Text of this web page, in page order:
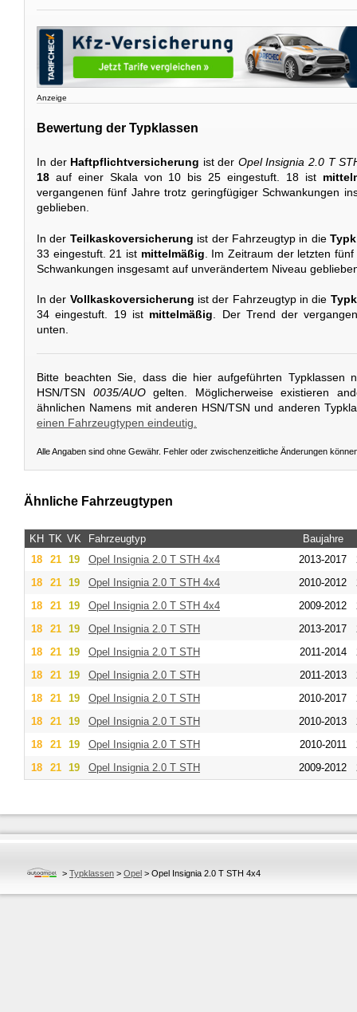
Anzeige
Bewertung der Typklassen
In der Haftpflichtversicherung ist der Opel Insignia 2.0 T
18 auf einer Skala von 10 bis 25 eingestuft. 18 ist
vergangenen fünf Jahre trotz geringfügiger Schwankungen
geblieben.
In der Teilkaskoversicherung ist der Fahrzeugtyp in die
33 eingestuft. 21 ist mittelmäßig . Im Zeitraum der letzten
Schwankungen insgesamt auf unverändertem Niveau
In der Vollkaskoversicherung ist der Fahrzeugtyp in die
34 eingestuft. 19 ist mittelmäßig. Der Trend der
unten.
Bitte beachten Sie, dass die hier aufgeführten Typklassen
HSN/TSN 0035/AUOgelten. Möglicherweise existieren
ähnlichen Namens mit anderen HSN/TSN und anderen
einen Fahrzeugtypen eindeutig.
Alle Angaben sind ohne Gewähr. Fehler oder zwischenzeitliche Änderungen
Ähnliche Fahrzeugtypen
KH TK VK Fahrzeugtyp
Baujahre
18
21 19 Opel Insignia 2.0 T STH 4x4 2013-2017
18
21 19 Opel Insignia 2.0 T STH 4x4 2010-2012
18
21 19 Opel Insignia 2.0 T STH 4x4 2009-2012
18
21 19 Opel Insignia 2.0 T STH 2013-2017
18
21 19 Opel Insignia 2.0 T STH 2011-2014
18
21 19 Opel Insignia 2.0 T STH 2011-2013
18
21 19 Opel Insignia 2.0 T STH 2010-2017
18
21 19 Opel Insignia 2.0 T STH 2010-2013
18
21 19 Opel Insignia 2.0 T STH 2010-2011
18
21 19 Opel Insignia 2.0 T STH 2009-2012
> Typklassen > Opel > Opel Insignia 2.0 T STH 4x4